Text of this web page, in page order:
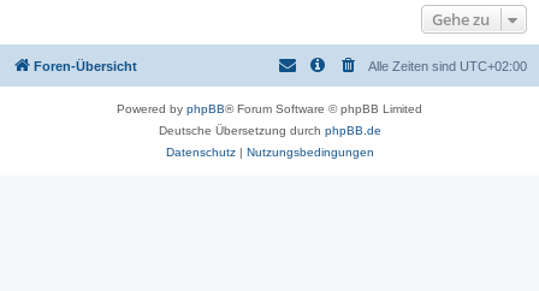
Gehe zu
Foren-Übersicht Alle Zeiten sind UTC+02:00
Powered by phpBB® Forum Software © phpBB Limited
Deutsche Übersetzung durch phpBB.de
Datenschutz| Nutzungsbedingungen